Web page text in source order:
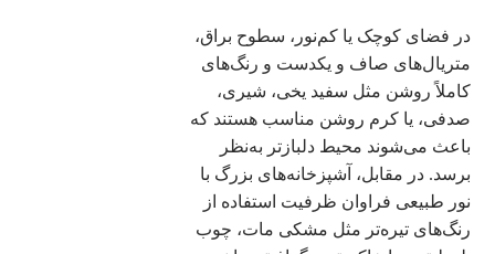
در فضای کوچک یا کم‌نور، سطوح براق،
متریال‌های صاف و یکدست و رنگ‌های
کاملاً روشن مثل سفید یخی، شیری،
صدفی، یا کرم روشن مناسب هستند که
باعث می‌شوند محیط دلبازتر به‌نظر
برسد. در مقابل، آشپزخانه‌های بزرگ با
نور طبیعی فراوان ظرفیت استفاده از
رنگ‌های تیره‌تر مثل مشکی مات، چوب